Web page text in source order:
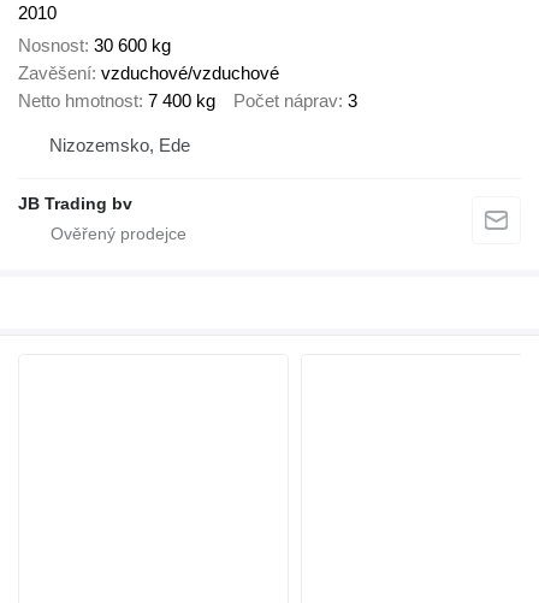
2010
Nosnost 30 600 kg
Zavěšení vzduchové/vzduchové
Netto hmotnost 7 400 kg Počet náprav 3
Nizozemsko, Ede
JB Trading bv